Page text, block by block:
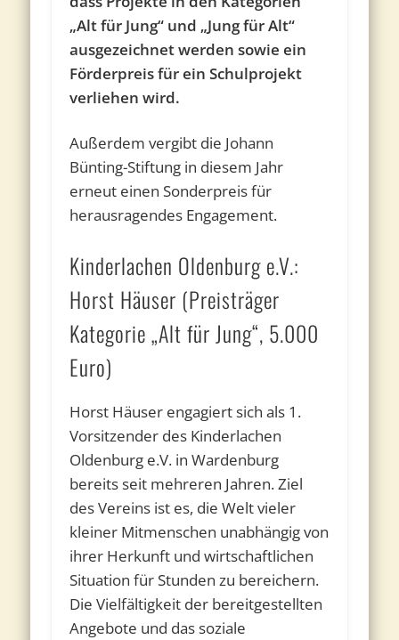
„Alt für Jung“ und „Jung für Alt“
ausgezeichnet werden sowie ein
Förderpreis für ein Schulprojekt
verliehen wird.
Außerdem vergibt die Johann
Bünting-Stiftung in diesem Jahr
erneut einen Sonderpreis für
herausragendes Engagement.
Kinderlachen Oldenburg e.V.:
Horst Häuser (Preisträger
Kategorie „Alt für Jung“, 5.000
Euro)
Horst Häuser engagiert sich als 1.
Vorsitzender des Kinderlachen
Oldenburg e.V. in Wardenburg
bereits seit mehreren Jahren. Ziel
des Vereins ist es, die Welt vieler
kleiner Mitmenschen unabhängig von
ihrer Herkunft und wirtschaftlichen
Situation für Stunden zu bereichern.
Die Vielfältigkeit der bereitgestellten
Angebote und das soziale